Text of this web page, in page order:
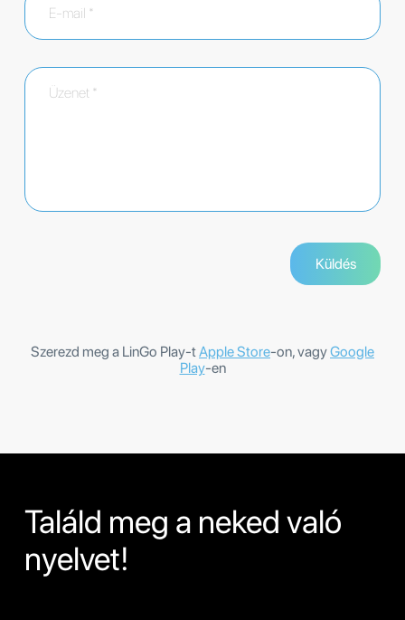
Szerezd meg a LinGo Play-tApple Store-on, vagyGoogle
Play-en
Találd meg a neked való
nyelvet!